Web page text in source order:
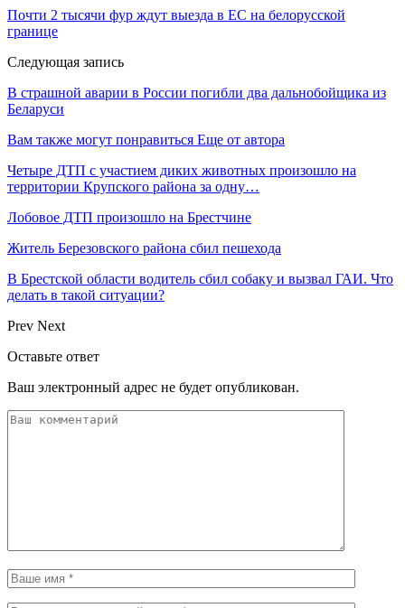
Почти 2 тысячи фур ждут выезда в ЕС на белорусской
границе
Следующая запись
В страшной аварии в России погибли два дальнобойщика из
Беларуси
Вам также могут понравиться Еще от автора
Четыре ДТП с участием диких животных произошло на
территории Крупского района за одну…
Лобовое ДТП произошло на Брестчине
Житель Березовского района сбил пешехода
В Брестской области водитель сбил собаку и вызвал ГАИ. Что
делать в такой ситуации?
Prev Next
Оставьте ответ
Ваш электронный адрес не будет опубликован.